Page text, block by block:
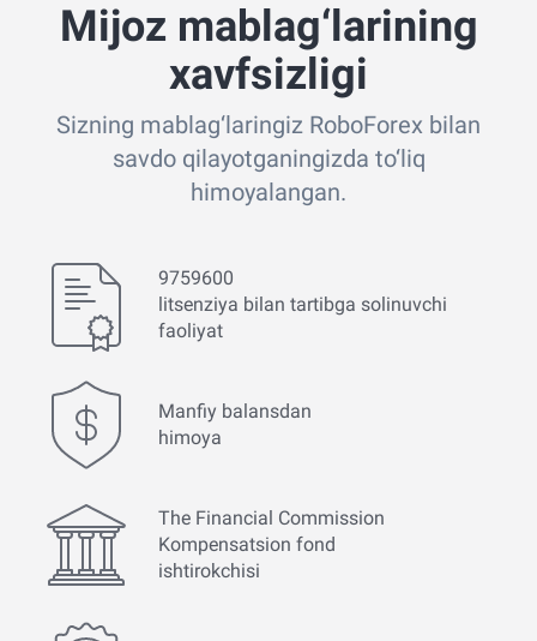
Mijoz mablag‘larining
xavfsizligi
Sizning mablag‘laringiz RoboForex bilan
savdo qilayotganingizda to‘liq
himoyalangan.
9759600
litsenziya bilan tartibga solinuvchi
faoliyat
Manfiy balansdan
himoya
The Financial Commission
Kompensatsion fond
ishtirokchisi